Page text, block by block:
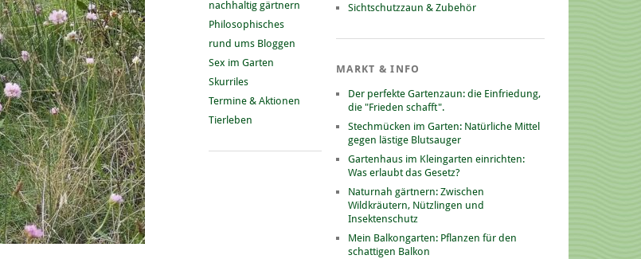
nachhaltig gärtnern
Philosophisches
rund ums Bloggen
Sex im Garten
Skurriles
Termine & Aktionen
Tierleben
Sichtschutzzaun & Zubehör
MARKT & INFO
Der perfekte Gartenzaun: die Einfriedung,
die "Frieden schafft".
Stechmücken im Garten: Natürliche Mittel
gegen lästige Blutsauger
Gartenhaus im Kleingarten einrichten:
Was erlaubt das Gesetz?
Naturnah gärtnern: Zwischen
Wildkräutern, Nützlingen und
Insektenschutz
Mein Balkongarten: Pflanzen für den
schattigen Balkon